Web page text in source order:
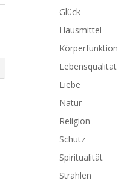
Glück
Hausmittel
Körperfunktion
Lebensqualität
Liebe
Natur
Religion
Schutz
Spiritualität
Strahlen